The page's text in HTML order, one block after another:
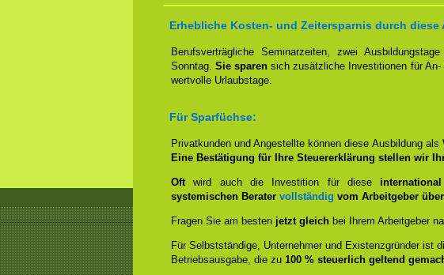
Erhebliche Kosten- und Zeitersparnis durch diese
Berufsverträgliche Seminarzeiten, zwei
Sonntag.Sie sparensich zusätzliche Investitionen für An-
wertvolle Urlaubstage.
Für Sparfüchse:
Privatkunden und Angestellte können diese Ausbildung
Eine Bestätigung für Ihre Steuererklärung stellen wir
Oftwird auch die Investition für diese
systemischen Berater vollständig vom Arbeitgeber
Fragen Sie am besten jetzt gleich bei Ihrem Arbeitgeber
Für Selbstständige, Unternehmer und Existenzgründer ist
Betriebsausgabe, die zu 100 % steuerlich geltend